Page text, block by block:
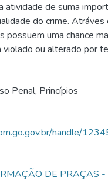
atividade de suma
do crime.
possuem uma chance
violado ou alterado por
Penal, Princípios
handle/
DE PRAÇAS